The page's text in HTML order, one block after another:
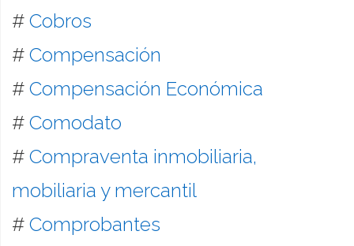
# Cobros
# Compensación
# Compensación Económica
# Comodato
# Compraventa inmobiliaria,
mobiliaria y mercantil
# Comprobantes